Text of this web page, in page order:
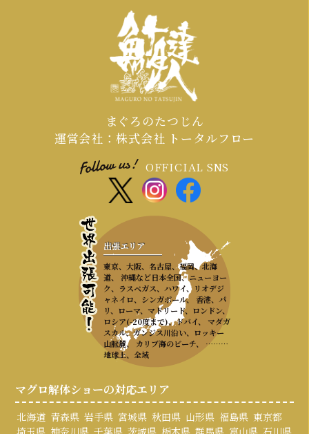
割しか流通していない希少な生マグ
ロ」を目の前で解体し味わう究極の贅
沢とおもてなしをご提供することで、
その価値が際立ちます。
まぐろのたつじん
運営会社：株式会社 トータルフロー
OFFICIAL SNS
出張エリア
東京、大阪、名古屋、福岡、北海
道、 沖縄など日本全国、ニューヨー
ク、ラスベガス、ハワイ、リオデジ
ャネイロ、シンガポール、 香港、パ
リ、ローマ、マドリード、ロンドン、
ロシア(-20度まで)、ドバイ、 マダガ
スカル、ガンジス川沿い、ロッキー
山脈麓、 カリブ海のビーチ、 ………
地球上、全域
マグロ解体ショーの対応エリア
北海道 青森県 岩手県 宮城県 秋田県 山形県 福島県 東京都
埼玉県 神奈川県 千葉県 茨城県 栃木県 群馬県 富山県 石川県